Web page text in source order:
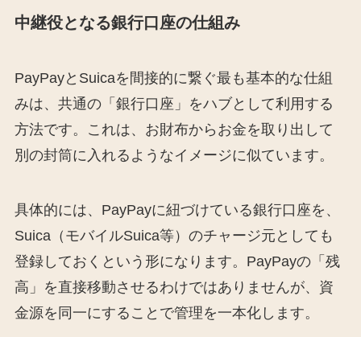
中継役となる銀行口座の仕組み
PayPayとSuicaを間接的に繋ぐ最も基本的な仕組
みは、共通の「銀行口座」をハブとして利用する
方法です。これは、お財布からお金を取り出して
別の封筒に入れるようなイメージに似ています。
具体的には、PayPayに紐づけている銀行口座を、
Suica（モバイルSuica等）のチャージ元としても
登録しておくという形になります。PayPayの「残
高」を直接移動させるわけではありませんが、資
金源を同一にすることで管理を一本化します。